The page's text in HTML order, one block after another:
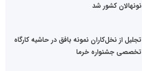
نونهالان کشور شد
تجلیل از نخل‌کاران نمونه بافق در حاشیه کارگاه
تخصصی جشنواره خرما